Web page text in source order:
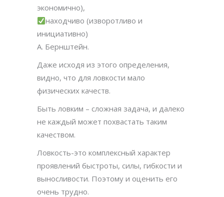
экономично),
находчиво (изворотливо и
инициативно)
А. Бернштейн.
Даже исходя из этого определения,
видно, что для ловкости мало
физических качеств.
Быть ловким – сложная задача, и далеко
не каждый может похвастать таким
качеством.
Ловкость-это комплексный характер
проявлений быстроты, силы, гибкости и
выносливости. Поэтому и оценить его
очень трудно.